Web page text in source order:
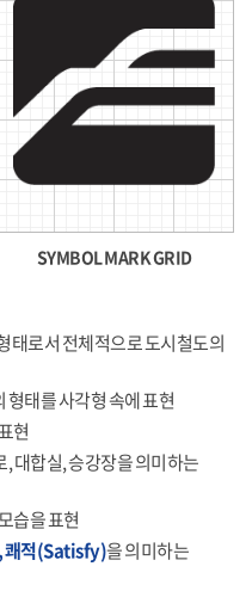
SYMBOL MARK GRID
태로서 전체적으로 도시철도의
태를 사각형 속에 표현
현
대합실, 승강장을 의미하는
습을 표현
적(Satisfy)을 의미하는